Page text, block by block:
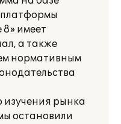
платформы
имеет
а также
нормативным
изучения рынка
остановили